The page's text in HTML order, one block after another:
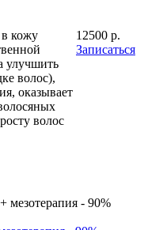
в кожу
улучшить
волос),
оказывает
волос
12500 р.
Записаться